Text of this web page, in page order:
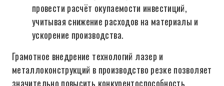
провести расчёт окупаемости инвестиций,
учитывая снижение расходов на материалы и
ускорение производства.
Грамотное внедрение технологий лазер и
металлоконструкций в производство резке позволяет
значительно повысить конкурентоспособность